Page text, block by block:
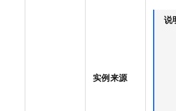
实例来源
说